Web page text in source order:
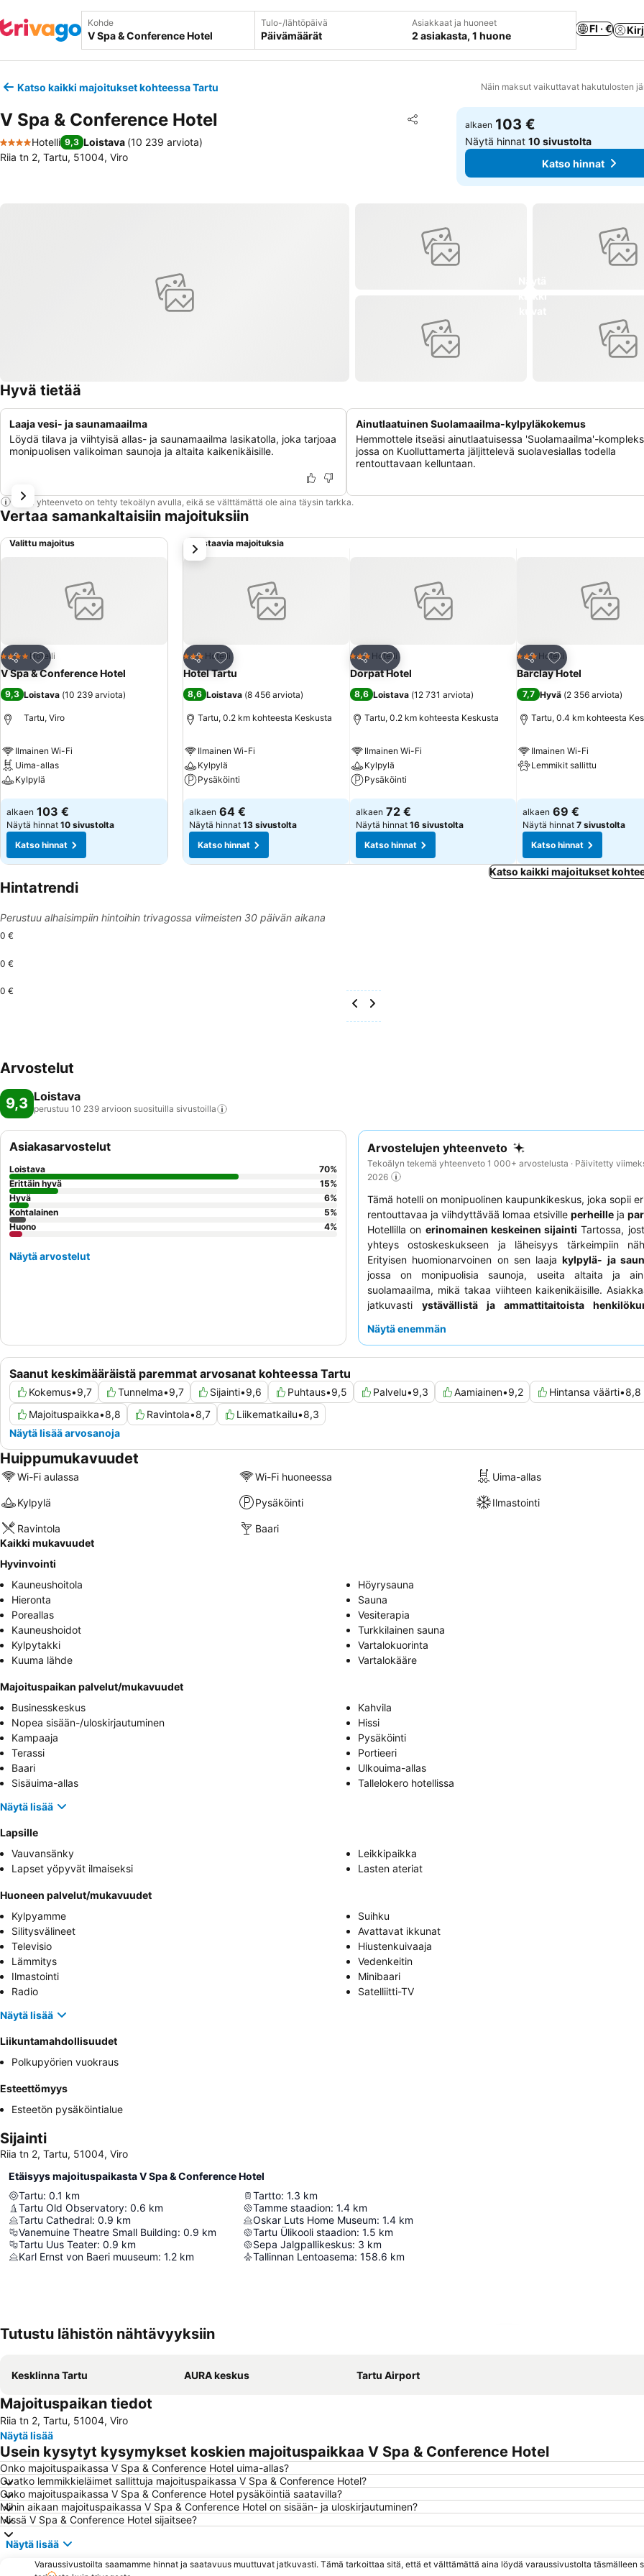
Kohde Tulo-/lähtöpäivä
Päivämäärät
Asiakkaat ja huoneet
2 asiakasta, 1 huone
FI · €
Katso kaikki majoitukset kohteessa Tartu Näin maksut vaikuttavat hakutulosten
V Spa & Conference Hotel Jaa
Lisää suosikkeihin
4 Tähtiluokitus
Hotelli 9,3 Loistava (10 239 arviota)
Riia tn 2, Tartu, 51004, Viro
alkaen 103 €
Näytä hinnat10 sivustolta
Katso hinnat
Hyvä tietää
Laaja vesi- ja saunamaailma
Löydä tilava ja viihtyisä allas- ja saunamaailma lasikatolla, joka tarjoaa
monipuolisen valikoiman saunoja ja altaita kaikenikäisille.
Ainutlaatuinen Suolamaailma-kylpyläkokemus
Hemmottele itseäsi ainutlaatuisessa 'Suolamaailma'-
jossa on Kuolluttamerta jäljittelevä suolavesiallas todella
rentouttavaan kelluntaan.
Tämä yhteenveto on tehty tekoälyn avulla, eikä se välttämättä ole aina täysin tarkka.
Vertaa samankaltaisiin majoituksiin
Valittu majoitus
Jaa
Lisää suosikkeihin
4 Tähtiluokitus
Hotelli
V Spa & Conference Hotel
9,3 Loistava (10 239 arviota)
Tartu, Viro
Ilmainen Wi-Fi
Uima-allas
Kylpylä
Katso hinnat
alkaen 103 €
Näytä hinnat 10 sivustolta
Katso hinnat
Vastaavia majoituksia
Jaa
Lisää suosikkeihin
3 Tähtiluokitus
Hotelli
Hotel Tartu
8,6 Loistava (8 456 arviota)
Tartu, 0.2 km kohteesta Keskusta
Ilmainen Wi-Fi
Kylpylä
Pysäköinti
Katso hinnat
alkaen 64 €
Näytä hinnat 13 sivustolta
Katso hinnat
Jaa
Lisää suosikkeihin
3 Tähtiluokitus
Hotelli
Dorpat Hotel
8,6 Loistava (12 731 arviota)
Tartu, 0.2 km kohteesta Keskusta
Ilmainen Wi-Fi
Kylpylä
Pysäköinti
Katso hinnat
alkaen 72 €
Näytä hinnat 16 sivustolta
Katso hinnat
Jaa
Lisää suosikkeihin
3 Tähtiluokitus
Hotelli
Barclay Hotel
7,7 Hyvä (2 356 arviota)
Tartu, 0.4 km kohteesta
Ilmainen Wi-Fi
Lemmikit sallittu
alkaen 69 €
Näytä hinnat 7 sivustolta
Katso hinnat
seuraava
Katso kaikki majoitukset
Hintatrendi
Perustuu alhaisimpiin hintoihin trivagossa viimeisten 30 päivän aikana
0 €
0 €
0 €
Arvostelut
9,3 Loistava
perustuu 10 239 arvioon suosituilla sivustoilla
Arvostelujen yhteenveto
Tekoälyn tekemä yhteenveto 1 000+ arvostelusta · Päivitetty
2026
Tämä hotelli on monipuolinen kaupunkikeskus, joka sopii
rentouttavaa ja viihdyttävää lomaa etsiville perheille ja
Hotellilla on erinomainen keskeinen sijainti Tartossa,
yhteys ostoskeskukseen ja läheisyys tärkeimpiin
Erityisen huomionarvoinen on sen laajakylpylä- ja
jossa on monipuolisia saunoja, useita altaita ja
suolamaailma, mikä takaa viihteen kaikenikäisille.
jatkuvasti ystävällistä ja ammattitaitoista
saamiseksi harkitse
Näytä enemmän
Saanut keskimääräistä paremmat arvosanat kohteessa Tartu
Kokemus•9,7 Tunnelma•9,7 Sijainti•9,6 Puhtaus•9,5 Palvelu•9,3 Aamiainen•9,2 Hintansa väärti•8,8
Majoituspaikka•8,8 Ravintola•8,7 Liikematkailu•8,3
Näytä lisää arvosanoja
Asiakasarvostelut
Loistava 70%
Erittäin hyvä
15%
Hyvä
6%
Kohtalainen
5%
Huono
4%
Näytä arvostelut
Huippumukavuudet
Wi-Fi aulassa Wi-Fi huoneessa Uima-allas
Kylpylä Pysäköinti Ilmastointi
Ravintola
Baari
Kaikki mukavuudet
Hyvinvointi
Kauneushoitola
Höyrysauna
Hieronta
Sauna
Poreallas
Vesiterapia
Kauneushoidot
Turkkilainen sauna
Kylpytakki
Vartalokuorinta
Kuuma lähde
Vartalokääre
Majoituspaikan palvelut/mukavuudet
Businesskeskus
Kahvila
Nopea sisään-/uloskirjautuminen
Hissi
Kampaaja
Pysäköinti
Terassi
Portieeri
Baari
Ulkouima-allas
Sisäuima-allas
Tallelokero hotellissa
Näytä lisää
Lapsille
Vauvansänky
Leikkipaikka
Lapset yöpyvät ilmaiseksi
Lasten ateriat
Huoneen palvelut/mukavuudet
Kylpyamme
Suihku
Silitysvälineet
Avattavat ikkunat
Televisio
Hiustenkuivaaja
Lämmitys
Vedenkeitin
Ilmastointi
Minibaari
Radio
Satelliitti-TV
Näytä lisää
Liikuntamahdollisuudet
Polkupyörien vuokraus
Esteettömyys
Esteetön pysäköintialue
Sijainti
Riia tn 2, Tartu, 51004, Viro
Etäisyys majoituspaikasta V Spa & Conference Hotel
Tartu: 0.1 km
Tartu Old Observatory: 0.6 km
Tartu Cathedral: 0.9 km
Vanemuine Theatre Small Building: 0.9 km
Tartu Uus Teater: 0.9 km
Karl Ernst von Baeri muuseum: 1.2 km
Tartto: 1.3 km
Tamme staadion: 1.4 km
Oskar Luts Home Museum: 1.4 km
Tartu Ülikooli staadion: 1.5 km
Sepa Jalgpallikeskus: 3 km
Tallinnan Lentoasema: 158.6 km
Tutustu lähistön nähtävyyksiin
Kesklinna Tartu AURA keskus Tartu Airport
Majoituspaikan tiedot
Riia tn 2, Tartu, 51004, Viro
Näytä lisää
Usein kysytyt kysymykset koskien majoituspaikkaa V Spa & Conference Hotel
Onko majoituspaikassa V Spa & Conference Hotel uima-allas?
Ovatko lemmikkieläimet sallittuja majoituspaikassa V Spa & Conference Hotel?
Onko majoituspaikassa V Spa & Conference Hotel pysäköintiä saatavilla?
Mihin aikaan majoituspaikassa V Spa & Conference Hotel on sisään- ja uloskirjautuminen?
Missä V Spa & Conference Hotel sijaitsee?
Näytä lisää
Varaussivustoilta saamamme hinnat ja saatavuus muuttuvat jatkuvasti. Tämä tarkoittaa sitä, että et välttämättä aina löydä varaussivustolta täsmälleen